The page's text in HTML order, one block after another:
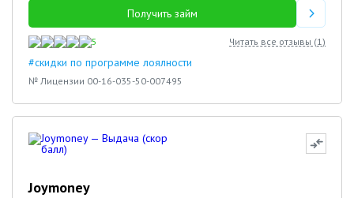
Получить займ
5 Читать все отзывы (1)
#скидки по программе лоялности
№ Лицензии 00-16-035-50-007495
Joymoney